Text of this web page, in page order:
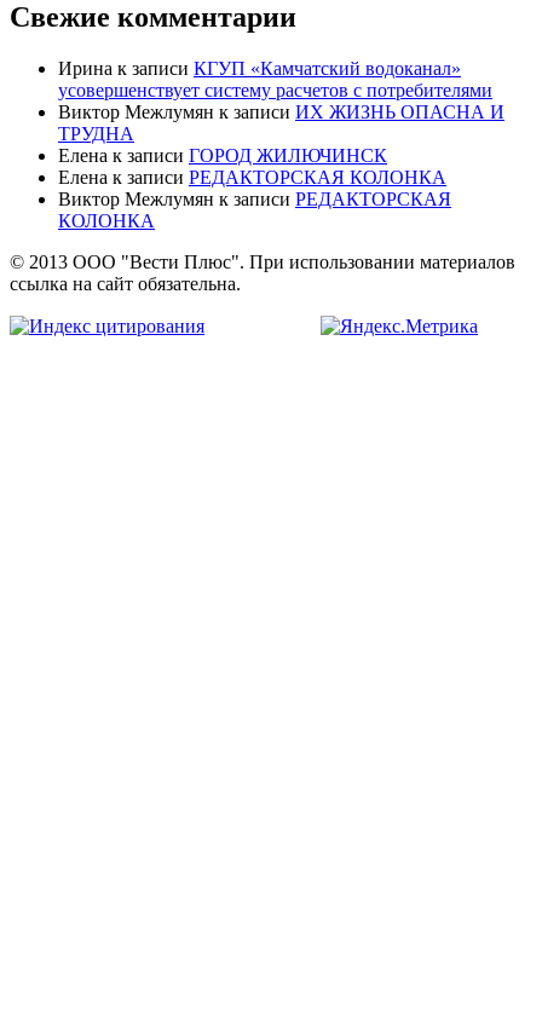
Свежие комментарии
Ирина к записи КГУП «Камчатский водоканал»
усовершенствует систему расчетов с потребителями
Виктор Межлумян к записи ИХ ЖИЗНЬ ОПАСНА И
ТРУДНА
Елена к записи ГОРОД ЖИЛЮЧИНСК
Елена к записи РЕДАКТОРСКАЯ КОЛОНКА
Виктор Межлумян к записи РЕДАКТОРСКАЯ
КОЛОНКА
© 2013 ООО "Вести Плюс". При использовании материалов
ссылка на сайт обязательна.